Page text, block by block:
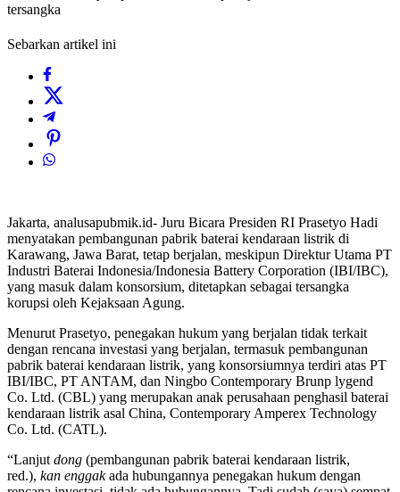
tersangka
Sebarkan artikel ini
Jakarta, analusapubmik.id- Juru Bicara Presiden RI Prasetyo Hadi
menyatakan pembangunan pabrik baterai kendaraan listrik di
Karawang, Jawa Barat, tetap berjalan, meskipun Direktur Utama PT
Industri Baterai Indonesia/Indonesia Battery Corporation (IBI/IBC),
yang masuk dalam konsorsium, ditetapkan sebagai tersangka
korupsi oleh Kejaksaan Agung.
Menurut Prasetyo, penegakan hukum yang berjalan tidak terkait
dengan rencana investasi yang berjalan, termasuk pembangunan
pabrik baterai kendaraan listrik, yang konsorsiumnya terdiri atas PT
IBI/IBC, PT ANTAM, dan Ningbo Contemporary Brunp lygend
Co. Ltd. (CBL) yang merupakan anak perusahaan penghasil baterai
kendaraan listrik asal China, Contemporary Amperex Technology
Co. Ltd. (CATL).
“Lanjut dong (pembangunan pabrik baterai kendaraan listrik,
red.), kan enggakada hubungannya penegakan hukum dengan